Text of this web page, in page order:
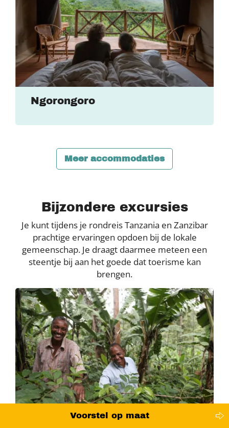
Ngorongoro
Meer accommodaties
Bijzondere excursies
Je kunt tijdens je rondreis Tanzania en Zanzibar
prachtige ervaringen opdoen bij de lokale
gemeenschap. Je draagt daarmee meteen een
steentje bij aan het goede dat toerisme kan
brengen.
Voorstel op maat